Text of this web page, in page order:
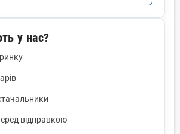
у нас?
відправкою